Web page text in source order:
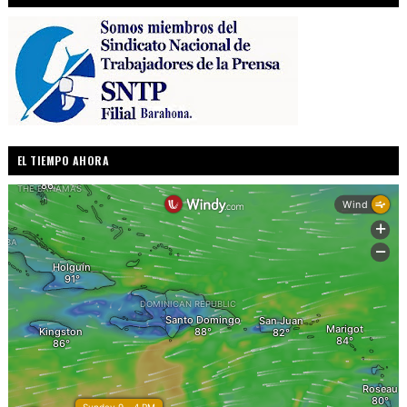
EL TIEMPO AHORA